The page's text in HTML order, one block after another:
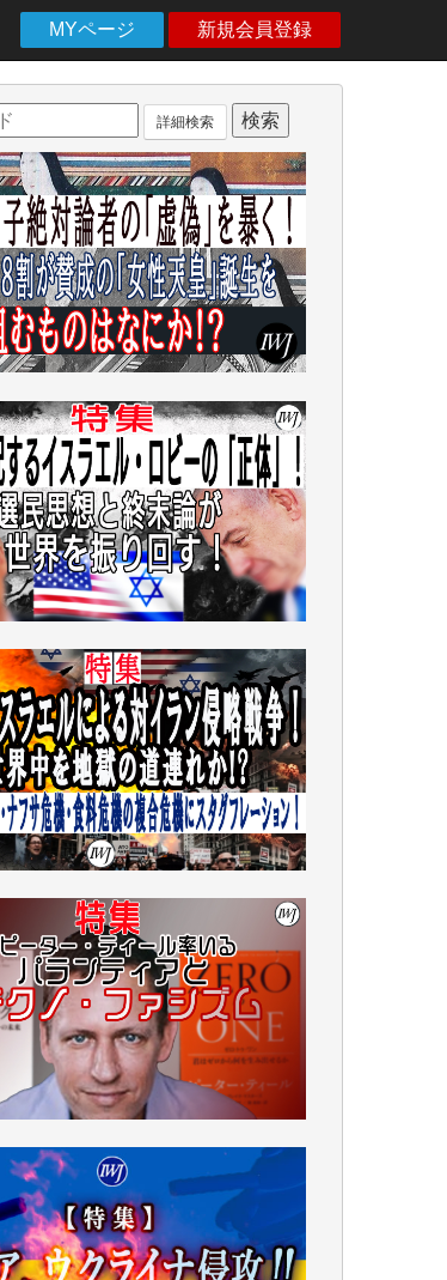
MYページ 新規会員登録
詳細検索